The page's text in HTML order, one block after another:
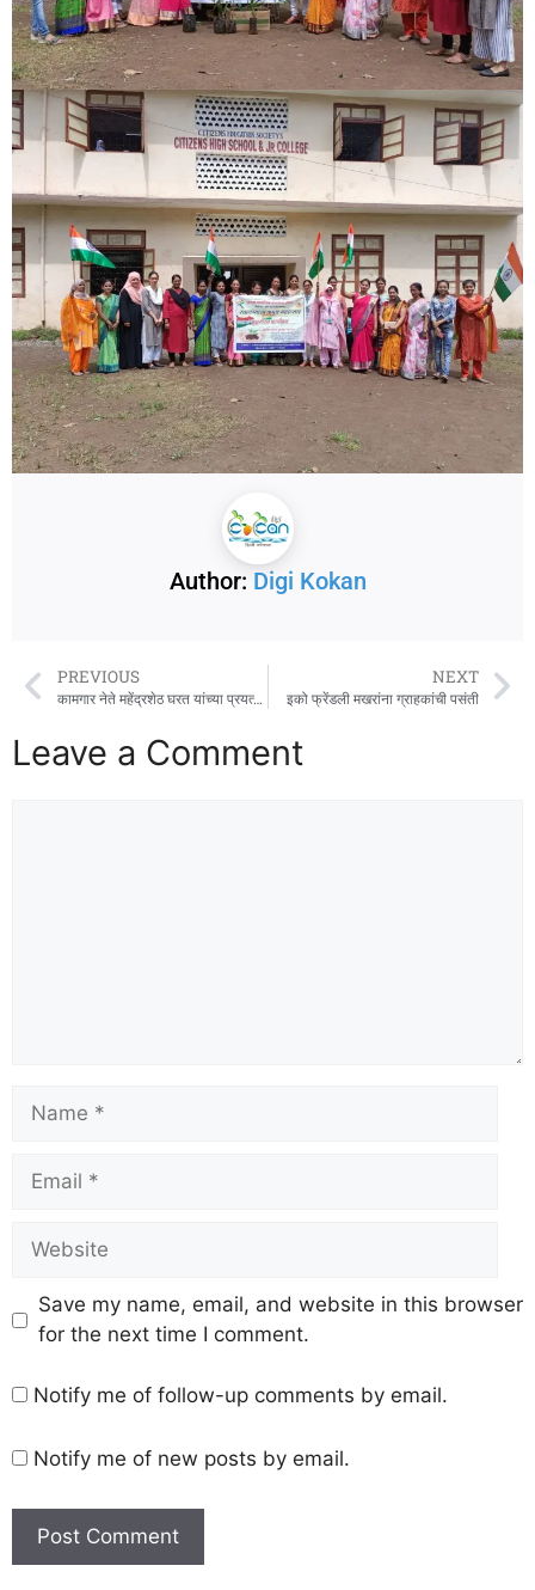
Author: Digi Kokan
PREVIOUS
कामगार नेते महेंद्रशेठ घरत यांच्या प्रयत्नाने सुरक्षा रक्षक कामावर रुजू
NEXT
इको फ्रेंडली मखरांना ग्राहकांची पसंती
Leave a Comment
Save my name, email, and website in this browser
for the next time I comment.
Notify me of follow-up comments by email.
Notify me of new posts by email.